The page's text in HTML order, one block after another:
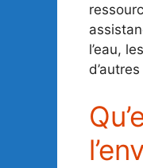
l’eau,